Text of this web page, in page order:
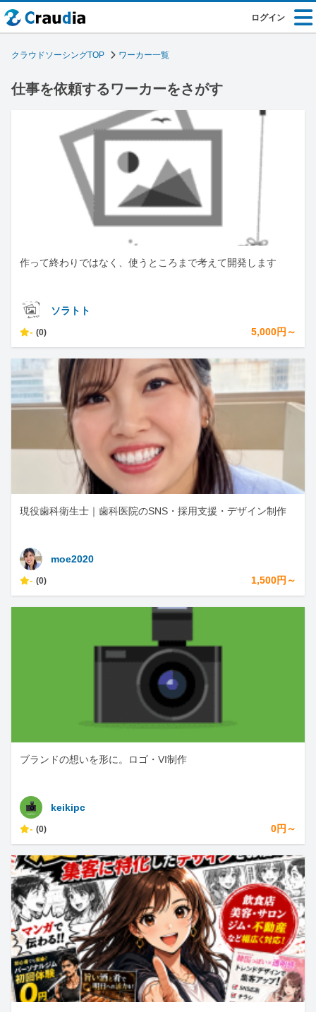
ログイン
クラウドソーシングTOP ワーカー一覧
仕事を依頼するワーカーをさがす
作って終わりではなく、使うところまで考えて開発します
ソラトト
- (0) 5,000円～
現役歯科衛生士｜歯科医院のSNS・採用支援・デザイン制作
moe2020
- (0) 1,500円～
ブランドの想いを形に。ロゴ・VI制作
keikipc
- (0) 0円～